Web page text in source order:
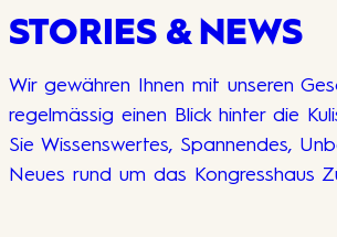
STORIES & NEWS
Wir gewähren Ihnen mit unseren
regelmässig einen Blick hinter die
Sie Wissenswertes, Spannendes,
Neues rund um das Kongresshaus